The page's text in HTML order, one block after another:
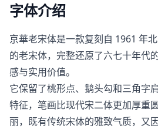
字体介绍
京華老宋体是一款复刻自 1961 年
的老宋体，完整还原了六七十年代
感与实用价值。
它保留了桃形点、鹅头勾和三角字
特征，笔画比现代宋二体更加厚重
丽，既有传统宋体的雅致气质，又